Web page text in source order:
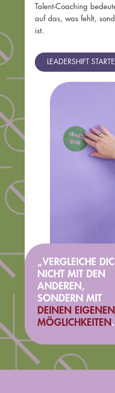
Talent-Coaching
auf das, was fehlt,
ist.
LEADERSHIFT
„VERGLEICHE
NICHT MIT DEN
ANDEREN,
SONDERN MIT
DEINEN EIGENEN
MÖGLICHKEITEN